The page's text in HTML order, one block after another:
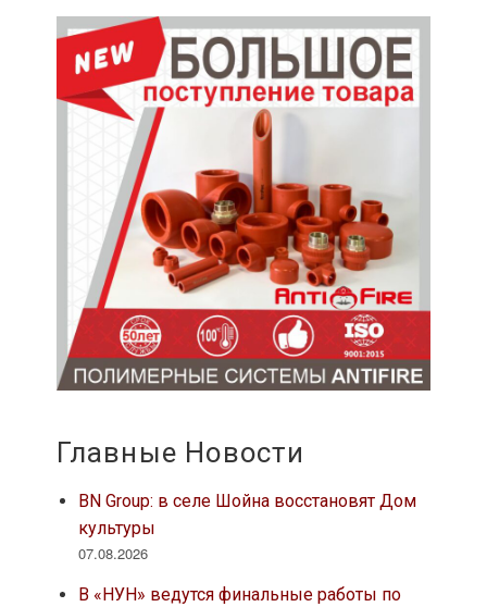
Главные Новости
BN Group: в селе Шойна восстановят Дом
культуры
07.08.2026
В «НУН» ведутся финальные работы по